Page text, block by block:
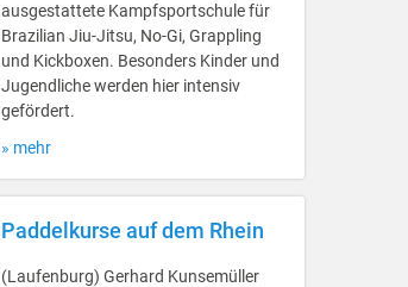
ausgestattete Kampfsportschule für
Brazilian Jiu-Jitsu, No-Gi, Grappling
und Kickboxen. Besonders Kinder und
Jugendliche werden hier intensiv
gefördert.
» mehr
Paddelkurse auf dem Rhein
(Laufenburg) Gerhard Kunsemüller